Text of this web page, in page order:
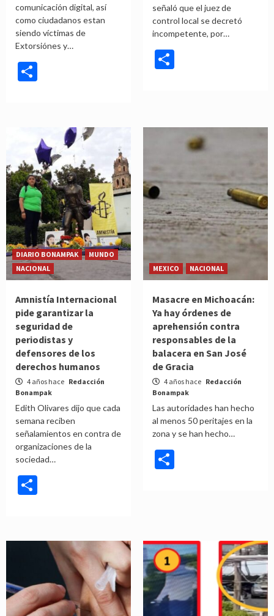
comunicación digital, así
como ciudadanos estan
siendo víctimas de
Extorsiónes y…
señaló que el juez de
control local se decretó
incompetente, por…
DIARIO BONAMPAK
MUNDO
NACIONAL
Amnistía Internacional
pide garantizar la
seguridad de
periodistas y
defensores de los
derechos humanos
4 años hace Redacción
Bonampak
Edith Olivares dijo que cada
semana reciben
señalamientos en contra de
organizaciones de la
sociedad…
MEXICO NACIONAL
Masacre en Michoacán:
Ya hay órdenes de
aprehensión contra
responsables de la
balacera en San José
de Gracia
4 años hace Redacción
Bonampak
Las autoridades han hecho
al menos 50 peritajes en la
zona y se han hecho…